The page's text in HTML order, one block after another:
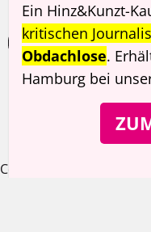
Ein Hinz&Kunzt-
kritischen
Obdachlose.
Hamburg bei
Cookie Consent Banner